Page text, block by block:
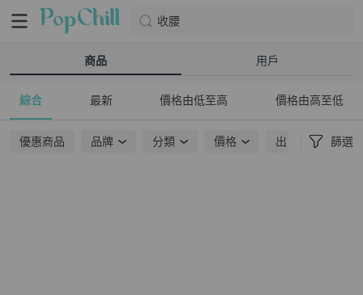
收腰
商品 用戶
綜合 最新 價格由低至高 價格由高至低
優惠商品 品牌 分類 價格 出貨地點 篩選